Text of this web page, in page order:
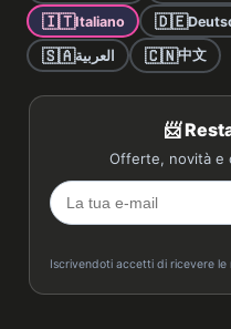
🇮🇹Italiano 🇩🇪
🇸🇦العربية 🇨🇳中文
📨
Offerte, novità e
Iscrivendoti accetti di ricevere le